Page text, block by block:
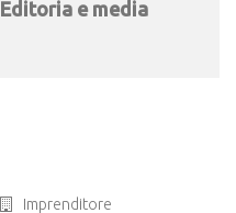
Editoria e media
Imprenditore